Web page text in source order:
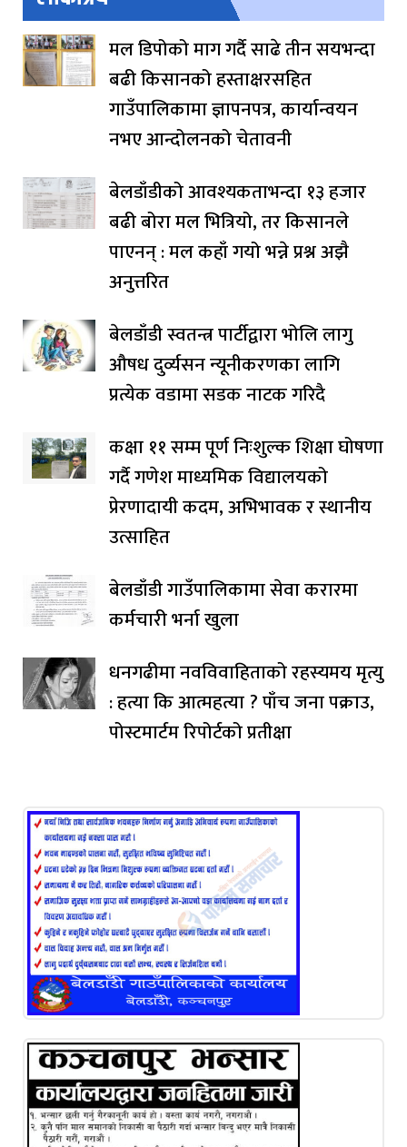
मल डिपोको माग गर्दै साढे तीन सयभन्दा
बढी किसानको हस्ताक्षरसहित
गाउँपालिकामा ज्ञापनपत्र, कार्यान्वयन
नभए आन्दोलनको चेतावनी
बेलडाँडीको आवश्यकताभन्दा १३ हजार
बढी बोरा मल भित्रियो, तर किसानले
पाएनन् : मल कहाँ गयो भन्ने प्रश्न अझै
अनुत्तरित
बेलडाँडी स्वतन्त्र पार्टीद्वारा भोलि लागु
औषध दुर्व्यसन न्यूनीकरणका लागि
प्रत्येक वडामा सडक नाटक गरिदै
कक्षा ११ सम्म पूर्ण निःशुल्क शिक्षा घोषणा
गर्दै गणेश माध्यमिक विद्यालयको
प्रेरणादायी कदम, अभिभावक र स्थानीय
उत्साहित
बेलडाँडी गाउँपालिकामा सेवा करारमा
कर्मचारी भर्ना खुला
धनगढीमा नवविवाहिताको रहस्यमय मृत्यु
: हत्या कि आत्महत्या ? पाँच जना पक्राउ,
पोस्टमार्टम रिपोर्टको प्रतीक्षा